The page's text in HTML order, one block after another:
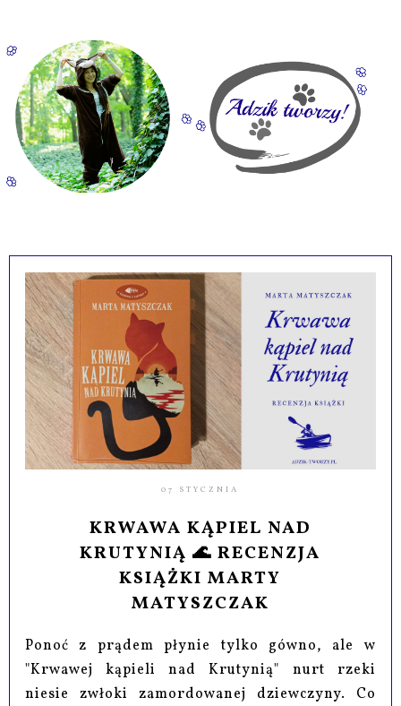
07 STYCZNIA
KRWAWA KĄPIEL NAD
KRUTYNIĄ 🌊 RECENZJA
KSIĄŻKI MARTY
MATYSZCZAK
Ponoć z prądem płynie tylko gówno, ale w
"Krwawej kąpieli nad Krutynią" nurt rzeki
niesie zwłoki zamordowanej dziewczyny. Co